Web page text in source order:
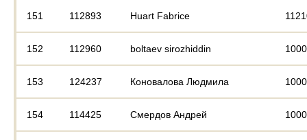
151 112893 Huart Fabrice
152 112960 boltaev sirozhiddin
153 124237 Коновалова Людмила
154 114425 Смердов Андрей